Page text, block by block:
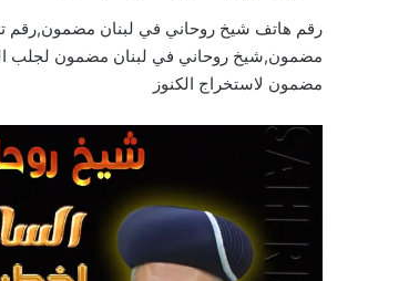
رقم هاتف شيخ روحاني في لبنان مضمون,رقم
مضمون,شيخ روحاني في لبنان مضمون لجلب
مضمون لاستخراج الكنوز